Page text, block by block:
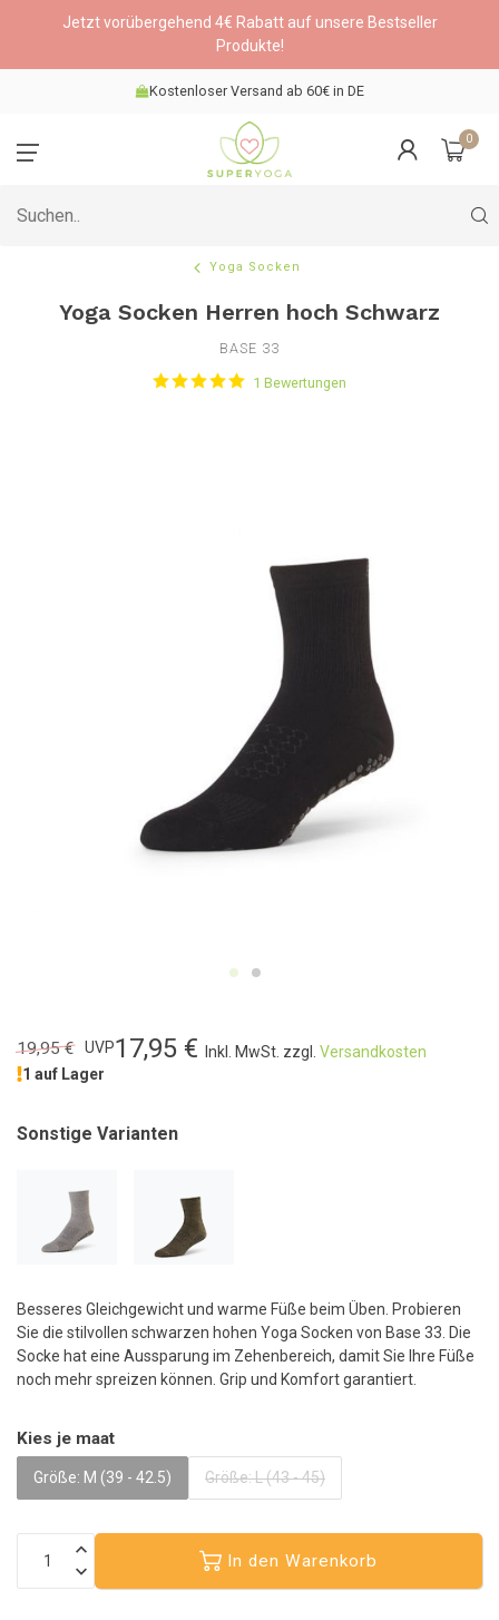
Jetzt vorübergehend 4€ Rabatt auf unsere Bestseller
Produkte!
Kostenloser Versand ab 60€ in DE
0
Yoga Socken
Yoga Socken Herren hoch Schwarz
BASE 33
1 Bewertungen
19,95 € UVP17,95 € Inkl. MwSt. zzgl. Versandkosten
1 auf Lager
Sonstige Varianten
Besseres Gleichgewicht und warme Füße beim Üben. Probieren
Sie die stilvollen schwarzen hohen Yoga Socken von Base 33. Die
Socke hat eine Aussparung im Zehenbereich, damit Sie Ihre Füße
noch mehr spreizen können. Grip und Komfort garantiert.
Kies je maat
Größe: M (39 - 42.5) Größe: L (43 - 45)
In den Warenkorb